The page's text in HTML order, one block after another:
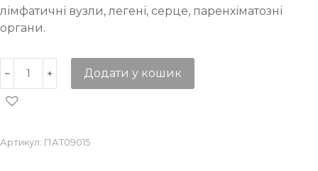
лімфатичні вузли, легені, серце, паренхіматозні
органи.
Додати у кошик
Артикул: ПАТ09015